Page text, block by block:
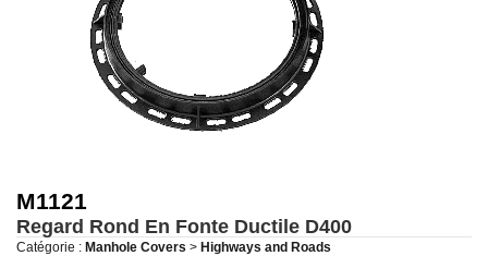
M1121
Regard Rond En Fonte Ductile D400
Catégorie : Manhole Covers > Highways and Roads